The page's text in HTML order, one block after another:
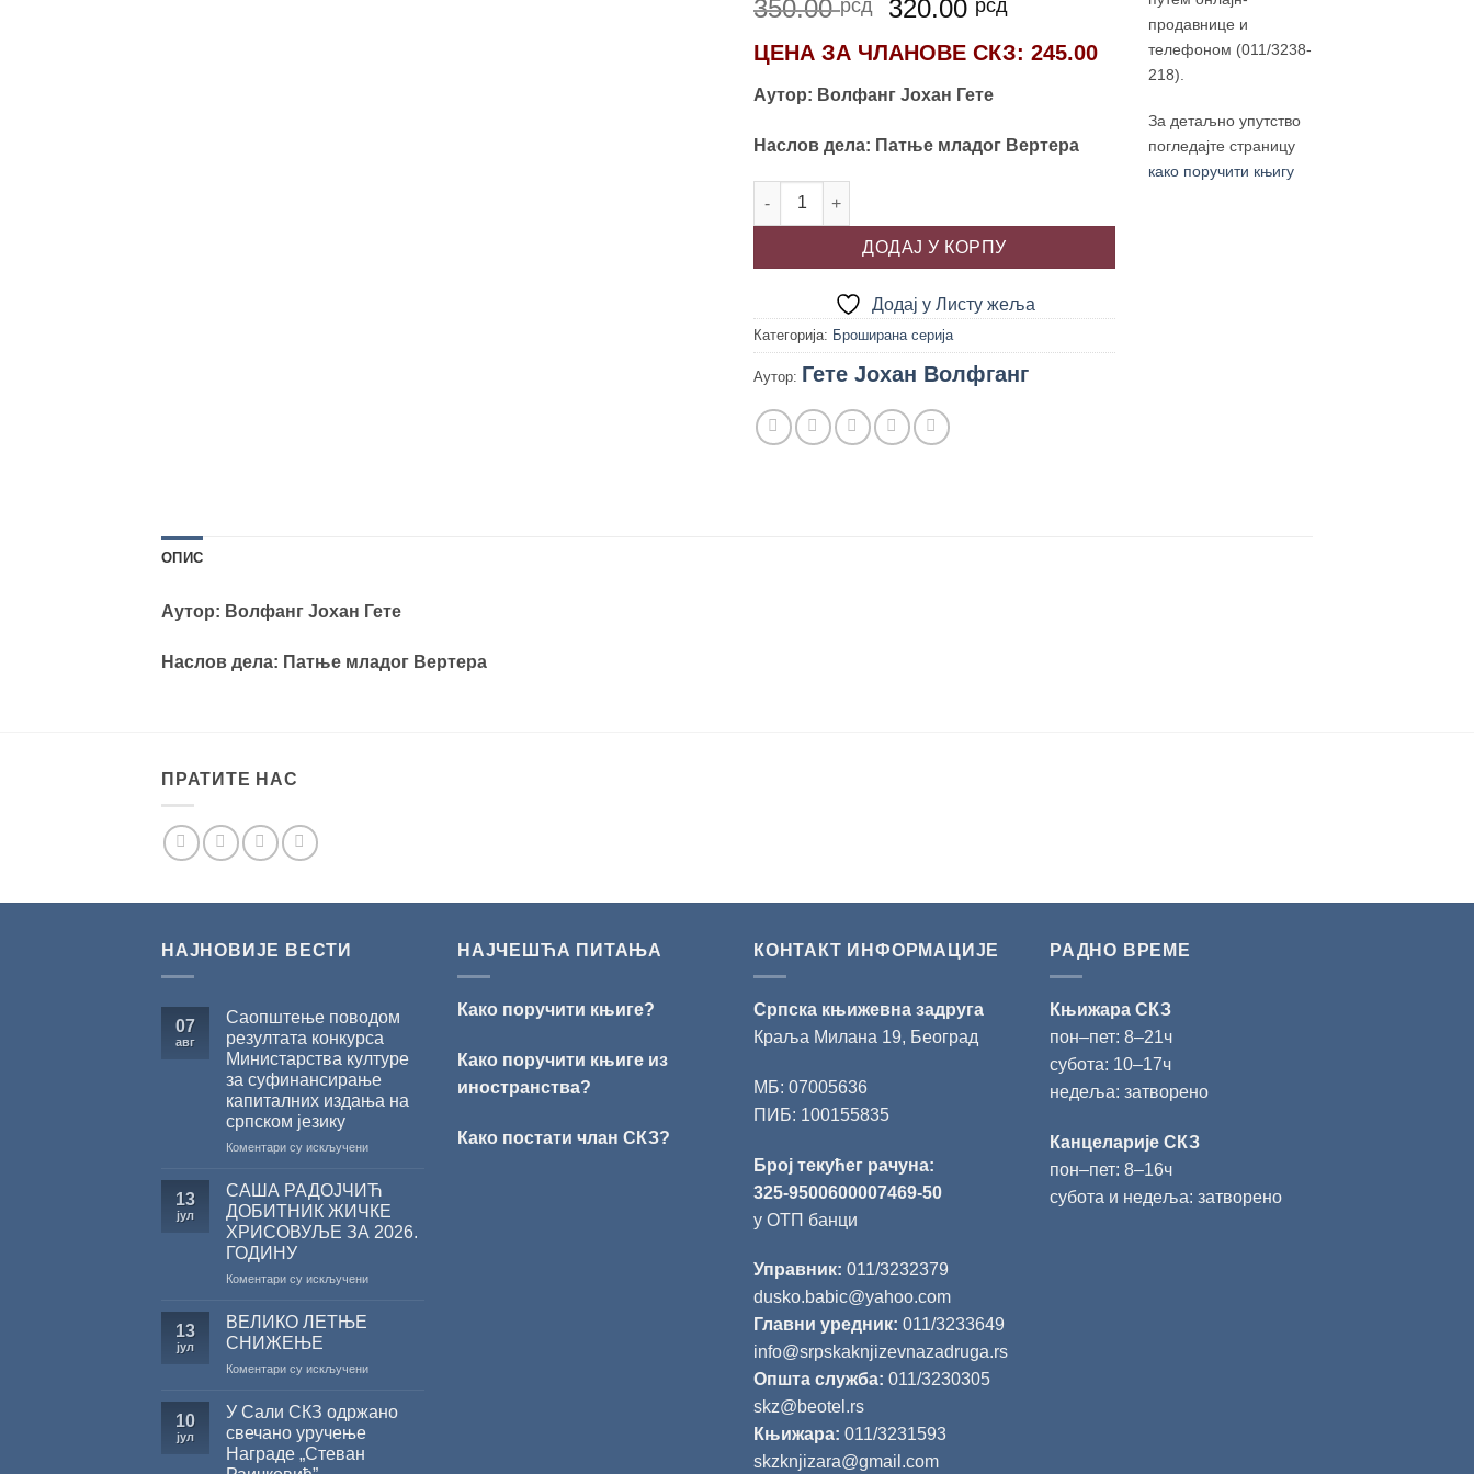
350.00рсд
Оригинална
је
била:
320.00 рсдТренутна
је:
320.00 рсд.
ЦЕНА ЗА ЧЛАНОВЕ СКЗ: 245.00
Аутор: Волфанг Јохан Гете
Наслов дела: Патње младог Вертера
ПАТЊЕ МЛАДОГ ВЕРТЕРА, Јохан Волфганг Гете количина
ДОДАЈ У КОРПУ
Додај у Листу жеља
Категорија: Броширана серија
Аутор: Гете Јохан Волфганг
продавнице и
телефоном (011/3238-
218).
За детаљно упутство
погледајте страницу
како поручити књигу
ОПИС
Аутор: Волфанг Јохан Гете
Наслов дела: Патње младог Вертера
ПРАТИТЕ НАС
НАЈНОВИЈЕ ВЕСТИ
07
авг
Саопштење поводом
резултата конкурса
Министарства културе
за суфинансирање
капиталних издања на
српском језику
Коментари су искљученина
поводом
резултата
конкурса
Министарства
за
српском
13
јул
САША РАДОЈЧИЋ
ДОБИТНИК ЖИЧКЕ
ХРИСОВУЉЕ ЗА 2026.
ГОДИНУ
Коментари су искљученина
ХРИСОВУЉЕ
2026.
13
јул
ВЕЛИКО ЛЕТЊЕ
СНИЖЕЊЕ
Коментари су искљученина
10
јул
У Сали СКЗ одржано
свечано уручење
Награде „Стеван
НАЈЧЕШЋА ПИТАЊА
Како поручити књиге?
Како поручити књиге из
иностранства?
Како постати члан СКЗ?
КОНТАКТ ИНФОРМАЦИЈЕ
Српска књижевна задруга
Краља Милана 19, Београд
МБ: 07005636
ПИБ: 100155835
Број текућег рачуна:
325-9500600007469-50
у ОТП банци
Управник: 011/3232379
dusko.babic@yahoo.com
Главни уредник: 011/3233649
info@srpskaknjizevnazadruga.rs
Општа служба: 011/3230305
skz@beotel.rs
Књижара: 011/3231593
skzknjizara@gmail.com
РАДНО ВРЕМЕ
Књижара СКЗ
пон‒пет: 8‒21ч
субота: 10‒17ч
недеља: затворено
Канцеларије СКЗ
пон‒пет: 8‒16ч
субота и недеља: затворено